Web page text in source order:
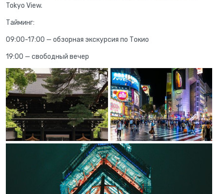
Tokyo View.
Тайминг:
09:00-17:00 — обзорная экскурсия по Токио
19:00 — свободный вечер